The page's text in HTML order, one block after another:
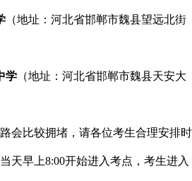
（地址：河北省邯郸市魏县望远北街
学 （地址：‌河北省邯郸市魏县天安大
会比较拥堵，请各位考生合理安排时
天早上8:00开始进入考点，考生进入